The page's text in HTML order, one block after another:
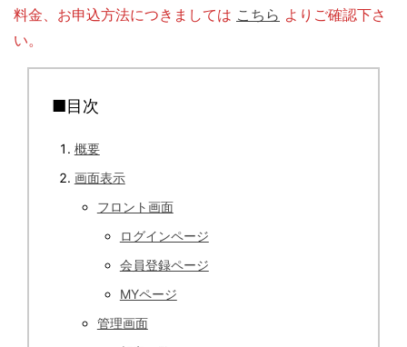
料金、お申込方法につきましては こちら よりご確認下さ
い。
■目次
概要
画面表示
フロント画面
ログインページ
会員登録ページ
MYページ
管理画面